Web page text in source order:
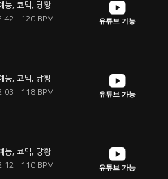
능,코믹, 당황
120 BPM 유튜브 가능
능,코믹, 당황
118 BPM 유튜브 가능
능,코믹, 당황
110 BPM 유튜브 가능